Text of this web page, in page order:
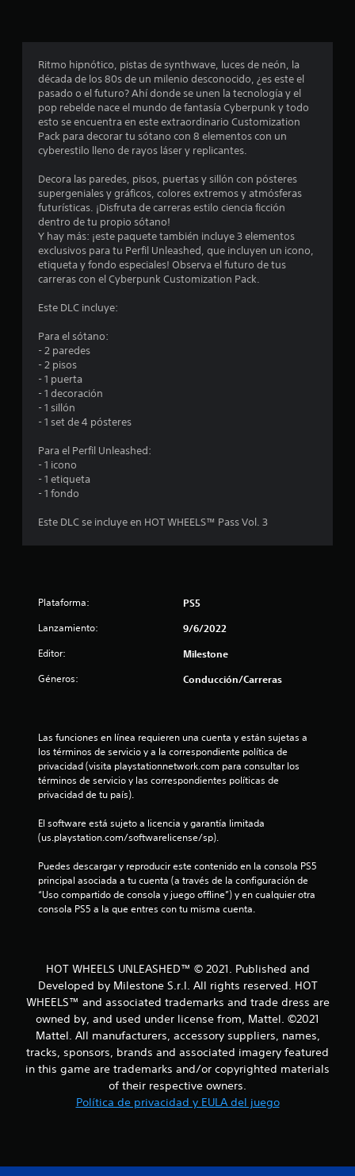
n
e
s
Ritmo hipnótico, pistas de synthwave, luces de neón, la
década de los 80s de un milenio desconocido, ¿es este el
pasado o el futuro? Ahí donde se unen la tecnología y el
pop rebelde nace el mundo de fantasía Cyberpunk y todo
esto se encuentra en este extraordinario Customization
Pack para decorar tu sótano con 8 elementos con un
cyberestilo lleno de rayos láser y replicantes.
Decora las paredes, pisos, puertas y sillón con pósteres
supergeniales y gráficos, colores extremos y atmósferas
futurísticas. ¡Disfruta de carreras estilo ciencia ficción
dentro de tu propio sótano!
Y hay más: ¡este paquete también incluye 3 elementos
exclusivos para tu Perfil Unleashed, que incluyen un icono,
etiqueta y fondo especiales! Observa el futuro de tus
carreras con el Cyberpunk Customization Pack.
Este DLC incluye:
Para el sótano:
- 2 paredes
- 2 pisos
- 1 puerta
- 1 decoración
- 1 sillón
- 1 set de 4 pósteres
Para el Perfil Unleashed:
- 1 icono
- 1 etiqueta
- 1 fondo
Este DLC se incluye en HOT WHEELS™ Pass Vol. 3
Plataforma: PS5
Lanzamiento: 9/6/2022
Editor: Milestone
Géneros: Conducción/Carreras
Las funciones en línea requieren una cuenta y están sujetas a
los términos de servicio y a la correspondiente política de
privacidad (visita playstationnetwork.com para consultar los
términos de servicio y las correspondientes políticas de
privacidad de tu país).
El software está sujeto a licencia y garantía limitada
(us.playstation.com/softwarelicense/sp).
Puedes descargar y reproducir este contenido en la consola PS5
principal asociada a tu cuenta (a través de la configuración de
“Uso compartido de consola y juego offline”) y en cualquier otra
consola PS5 a la que entres con tu misma cuenta.
HOT WHEELS UNLEASHED™ © 2021. Published and
Developed by Milestone S.r.l. All rights reserved. HOT
WHEELS™ and associated trademarks and trade dress are
owned by, and used under license from, Mattel. ©2021
Mattel. All manufacturers, accessory suppliers, names,
tracks, sponsors, brands and associated imagery featured
in this game are trademarks and/or copyrighted materials
of their respective owners.
Política de privacidad y EULA del juego